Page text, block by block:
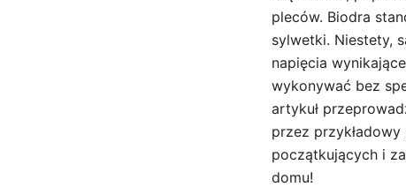
pleców. Biodra
sylwetki. Niestety,
napięcia
wykonywać bez
artykuł
przez
początkujących i
domu!